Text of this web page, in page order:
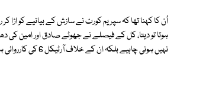
اُن کا کہنا تھا کہ سپریم کورٹ نے سازش کے بیانیے کو اڑا
ہوتا تو دیتا، کل کے فیصلے نے جھوٹے صادق اور امین
نہیں ہونی چاہیے بلکہ ان کے خلاف آرٹیکل 6 کی کارروائی ہونے چاہیے۔